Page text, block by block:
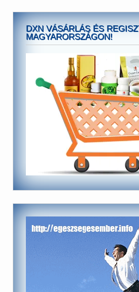
DXN VÁSÁRLÁS ÉS
MAGYARORSZÁGON!